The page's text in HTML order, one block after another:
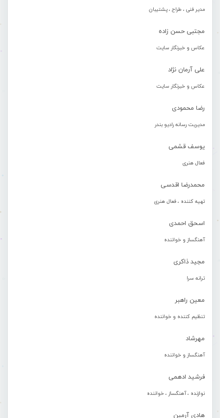
مدیر فنی ، طراح ، پشتیبان
مجتبی حسن زاده
عکاس و خبرنگار سایت
علی آرمان نژاد
عکاس و خبرنگار سایت
رضا محمودی
مدیریت رسانه رادیو بندر
یوسف قشمی
فعال هنری
محمدرضا اقدسی
تهیه کننده ، فعال هنری
اسحق احمدی
آهنگساز و خواننده
مجید ذاکری
ترانه سرا
معین راهبر
تنظیم کننده و خواننده
مهرشاد
آهنگساز و خواننده
فرشید ادهمی
نوازنده ، آهنگساز ، خواننده
هادی آرمین